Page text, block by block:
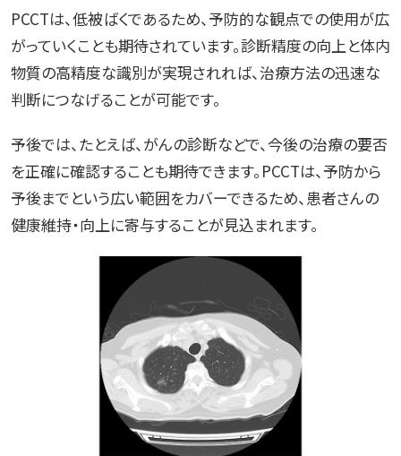
PCCTは、低被ばくであるため、予防的な観点での使用が広
がっていくことも期待されています。診断精度の向上と体内
物質の高精度な識別が実現されれば、治療方法の迅速な
判断につなげることが可能です。
予後では、たとえば、がんの診断などで、今後の治療の要否
を正確に確認することも期待できます。PCCTは、予防から
予後までという広い範囲をカバーできるため、患者さんの
健康維持・向上に寄与することが見込まれます。